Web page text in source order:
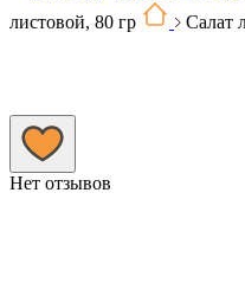
листовой, 80 гр
Салат
Нет отзывов